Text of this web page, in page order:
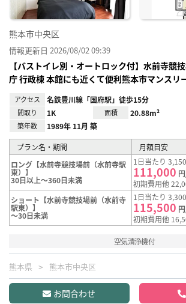
熊本市中央区
情報更新日 2026/08/02 09:39
【バストイレ別・オートロック付】水前寺競
庁 行政棟 本館にも近くて便利熊本市マンスリ
アクセス 名鉄豊川線「国府駅」徒歩15分
間取り 1K 面積 20.88m²
築年数 1989年 11月 築
プラン名・期間
月額目安
ロング【水前寺競技場前（水前寺駅
東）】
30日以上～360日未満
1日当たり
111,000
初期費用他
ショート【水前寺競技場前（水前寺
駅東）】
～30日未満
1日当たり
115,500
初期費用他
空気清浄機付
熊本県 熊本市中央区
お問合わせ